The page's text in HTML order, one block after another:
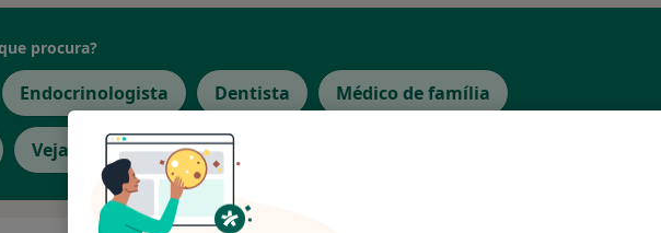
procura?
Endocrinologista Dentista Médico de família
Veja mais